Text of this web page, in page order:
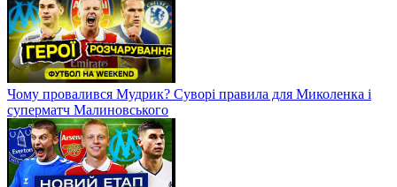
Чому провалився Мудрик? Суворі правила для Миколенка і
суперматч Малиновського